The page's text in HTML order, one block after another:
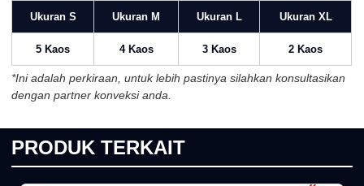
Ukuran S Ukuran M Ukuran L Ukuran XL
5 Kaos 4 Kaos 3 Kaos 2 Kaos
*Ini adalah perkiraan, untuk lebih pastinya silahkan konsultasikan
dengan partner konveksi anda.
PRODUK TERKAIT